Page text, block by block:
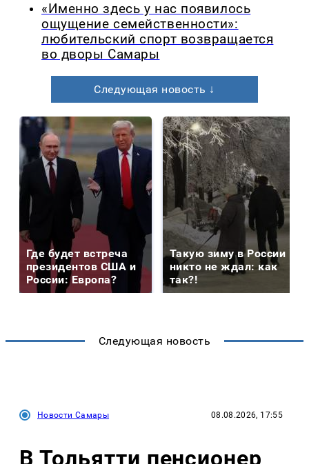
«Именно здесь у нас появилось
ощущение семейственности»:
любительский спорт возвращается
во дворы Самары
Следующая новость ↓
Где будет встреча
президентов США и
России: Европа?
Такую зиму в России
никто не ждал: как
так?!
Следующая новость
Новости Самары 08.08.2026, 17:55
В Тольятти пенсионер